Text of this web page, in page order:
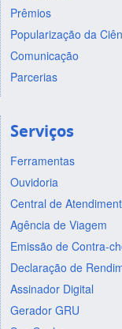
Prêmios
Popularização da
Comunicação
Parcerias
Serviços
Ferramentas
Ouvidoria
Central de
Agência de Viagem
Emissão de Contra-
Declaração de
Assinador Digital
Gerador GRU